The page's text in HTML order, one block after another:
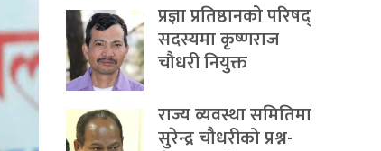
प्रज्ञा प्रतिष्ठानको परिषद्
सदस्यमा कृष्णराज
चौधरी नियुक्त
राज्य व्यवस्था समितिमा
सुरेन्द्र चौधरीको प्रश्न-